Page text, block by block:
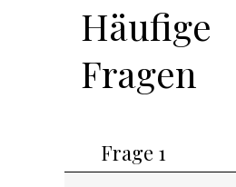
Häufige
Fragen
Frage 1